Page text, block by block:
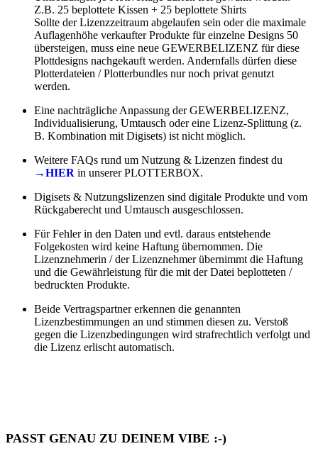
Z.B. 25 beplottete Kissen + 25 beplottete Shirts
Sollte der Lizenzzeitraum abgelaufen sein oder die maximale
Auflagenhöhe verkaufter Produkte für einzelne Designs 50
übersteigen, muss eine neue GEWERBELIZENZ für diese
Plottdesigns nachgekauft werden. Andernfalls dürfen diese
Plotterdateien / Plotterbundles nur noch privat genutzt
werden.
Eine nachträgliche Anpassung der GEWERBELIZENZ,
Individualisierung, Umtausch oder eine Lizenz-Splittung (z.
B. Kombination mit Digisets) ist nicht möglich.
Weitere FAQs rund um Nutzung & Lizenzen findest du
→HIER in unserer PLOTTERBOX.
Digisets & Nutzungslizenzen sind digitale Produkte und vom
Rückgaberecht und Umtausch ausgeschlossen.
Für Fehler in den Daten und evtl. daraus entstehende
Folgekosten wird keine Haftung übernommen. Die
Lizenznehmerin / der Lizenznehmer übernimmt die Haftung
und die Gewährleistung für die mit der Datei beplotteten /
bedruckten Produkte.
Beide Vertragspartner erkennen die genannten
Lizenzbestimmungen an und stimmen diesen zu. Verstoß
gegen die Lizenzbedingungen wird strafrechtlich verfolgt und
die Lizenz erlischt automatisch.
PASST GENAU ZU DEINEM VIBE :-)